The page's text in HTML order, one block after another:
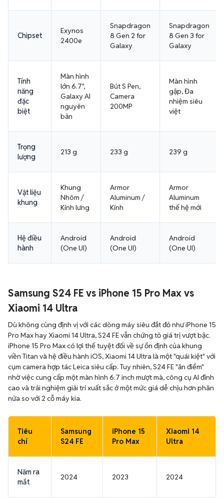
Chipset
Exynos
2400e
Snapdragon
8 Gen 2 for
Galaxy
Snapdragon
8 Gen 3 for
Galaxy
Tính
năng
đặc
biệt
Màn hình
lớn 6.7",
Galaxy AI
nguyên
bản
Bút S Pen,
Camera
200MP
Màn hình
gập, Đa
nhiệm siêu
việt
Trọng
lượng
213 g 233 g 239 g
Vật liệu
khung
Khung
Nhôm /
Kính lưng
Armor
Aluminum /
Kính
Armor
Aluminum
thế hệ mới
Hệ điều
hành
Android
(One UI)
Android
(One UI)
Android
(One UI)
Samsung S24 FE vs iPhone 15 Pro Max vs
Xiaomi 14 Ultra
Dù không cùng định vị với các dòng máy siêu đắt đỏ như iPhone 15
Pro Max hay Xiaomi 14 Ultra, S24 FE vẫn chứng tỏ giá trị vượt bậc.
iPhone 15 Pro Max có lợi thế tuyệt đối về sự ổn định của khung
viền Titan và hệ điều hành iOS, Xiaomi 14 Ultra là một "quái kiệt" với
cụm camera hợp tác Leica siêu cấp. Tuy nhiên, S24 FE "ăn điểm"
nhờ việc cung cấp một màn hình 6.7 inch mượt mà, công cụ AI đỉnh
cao và trải nghiệm giải trí xuất sắc ở một mức giá dễ chịu hơn phân
nửa so với 2 cỗ máy kia.
Tiêu
chí
Samsung
S24 FE
iPhone 15
Pro Max
Xiaomi 14
Ultra
Năm ra
mắt
2024 2023 2024